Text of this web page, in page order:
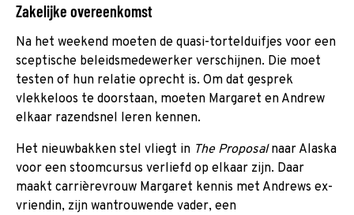
Zakelijke overeenkomst
Na het weekend moeten de quasi-tortelduifjes voor een
sceptische beleidsmedewerker verschijnen. Die moet
testen of hun relatie oprecht is. Om dat gesprek
vlekkeloos te doorstaan, moeten Margaret en Andrew
elkaar razendsnel leren kennen.
Het nieuwbakken stel vliegt in The Proposalnaar Alaska
voor een stoomcursus verliefd op elkaar zijn. Daar
maakt carrièrevrouw Margaret kennis met Andrews ex-
vriendin, zijn wantrouwende vader, een